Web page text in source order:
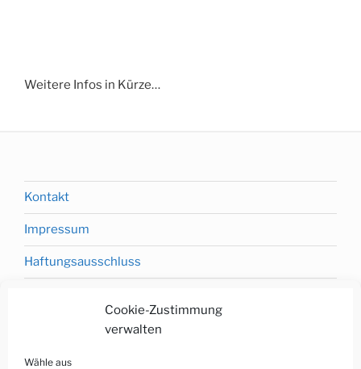
Cookie-Zustimmung
verwalten
Wähle aus
Weitere Infos in Kürze…
Kontakt
Impressum
Haftungsausschluss
Datenschutzerklärung
Cookie-Richtlinie (EU)